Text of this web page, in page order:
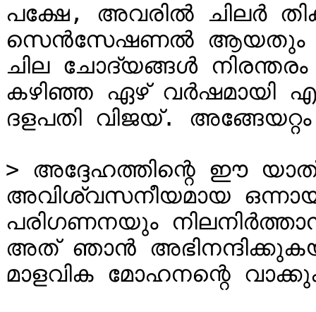
പക്ഷേ, അവരിൽ ചിലർ
സെൻസേഷണൽ ആയതും
ചില ചോദ്യങ്ങൾ
കഴിഞ്ഞ ഏഴ് വർഷമായി
ദളപതി വിജയ്.
> അദ്ദേഹത്തിന്റെ ഈ
അവിശ്വസനീയമായ
പരിഗണനയും
അത് ഞാൻ
മാളവിക മോഹനന്റെ